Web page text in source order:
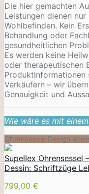
Die hier gemachten
Leistungen dienen
Wohlbefinden. Kein
Behandlung oder
gesundheitlichen
Es werden keine
oder therapeutischen
Produktinformationen
Verkäufern – wir
Genauigkeit und
Wie wäre es mit
Ohrensessel Design
Supellex Ohrensessel
Dessin: Schriftzüge
799,00 €